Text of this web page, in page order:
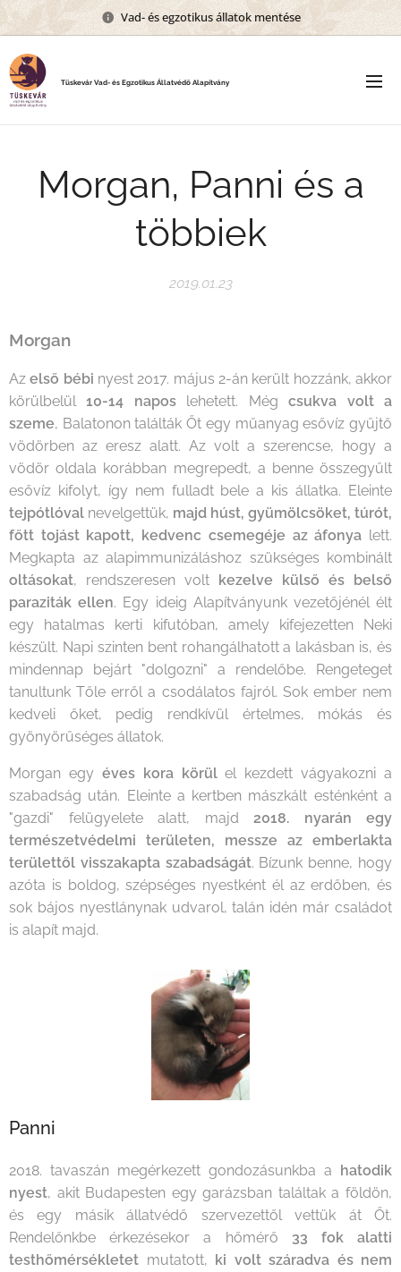
Vad- és egzotikus állatok mentése
Tüskevár Vad- és Egzotikus Állatvédő Alapítvány
Morgan, Panni és a
többiek
2019.01.23
Morgan
Azelső bébi nyest 2017. május 2-án került hozzánk, akkor
körülbelül10-14 naposlehetett. Mégcsukva volt a
szeme, Balatonon találták Őt egy műanyag esővíz gyűjtő
vödörben az eresz alatt. Az volt a szerencse, hogy a
vödör oldala korábban megrepedt, a benne összegyűlt
esővíz kifolyt, így nem fulladt bele a kis állatka. Eleinte
tejpótlóval nevelgettük, majd húst, gyümölcsöket, túrót,
főtt tojást kapott, kedvenc csemegéje az áfonya lett.
Megkapta az alapimmunizáláshoz szükséges kombinált
oltásokat, rendszeresen volt kezelve külső és belső
paraziták ellen. Egy ideig Alapítványunk vezetőjénél élt
egy hatalmas kerti kifutóban, amely kifejezetten Neki
készült. Napi szinten bent rohangálhatott a lakásban is, és
mindennap bejárt "dolgozni" a rendelőbe. Rengeteget
tanultunk Tőle erről a csodálatos fajról. Sok ember nem
kedveli őket, pedig rendkívül értelmes, mókás és
gyönyörűséges állatok.
Morgan egy éves kora körülel kezdett vágyakozni a
szabadság után. Eleinte a kertben mászkált esténként a
"gazdi" felügyelete alatt, majd 2018. nyarán egy
természetvédelmi területen, messze az emberlakta
területtől visszakapta szabadságát. Bízunk benne, hogy
azóta is boldog, szépséges nyestként él az erdőben, és
sok bájos nyestlánynak udvarol, talán idén már családot
is alapít majd.
Panni
2018. tavaszán megérkezett gondozásunkba a hatodik
nyest, akit Budapesten egy garázsban találtak a földön,
és egy másik állatvédő szervezettől vettük át Őt.
Rendelőnkbe érkezésekor a hőmérő 33 fok alatti
testhőmérsékletet mutatott, ki volt száradva és nem